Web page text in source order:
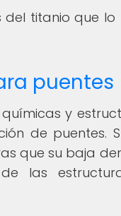
del titanio que lo
puentes
y
de puentes.
que su baja
las